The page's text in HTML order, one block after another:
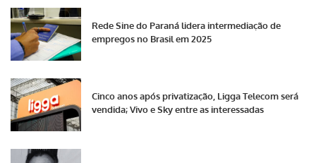
Rede Sine do Paraná lidera intermediação de
empregos no Brasil em 2025
Cinco anos após privatização, Ligga Telecom será
vendida; Vivo e Sky entre as interessadas